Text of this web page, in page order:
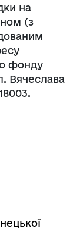
на
(з
фонду
Вячеслава